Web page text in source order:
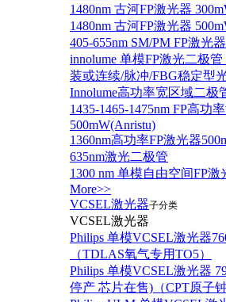
1480nm 古河FP激光器
1480nm 古河FP激光器
405-655nm SM/PM FP激光
innolume 单模FP激光二极管
装或连续/脉冲/FBG稳定型
Innolume高功率宽区域二极
1435-1465-1475nm FP高功
500mW(Anristu)
1360nm高功率FP激光器
635nm激光二极管
1300 nm 单模自由空间FP激
More>>
VCSEL激光器子分类
VCSEL激光器
Philips 单模VCSEL激光器
（TDLAS氧气专用TO5）
Philips 单模VCSEL激光器
停产 芯片在售)（CPT原子钟